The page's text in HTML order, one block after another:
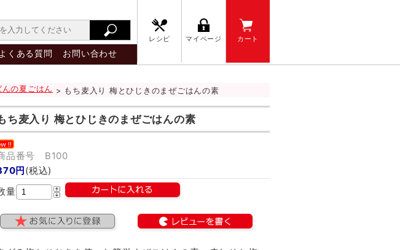
よくある質問 お問い合わせ
レシピ マイページ カート
の夏ごはん > もち麦入り 梅とひじきのまぜごはんの素
ち麦入り 梅とひじきのまぜごはんの素
品番号 B100
円(税込)
量